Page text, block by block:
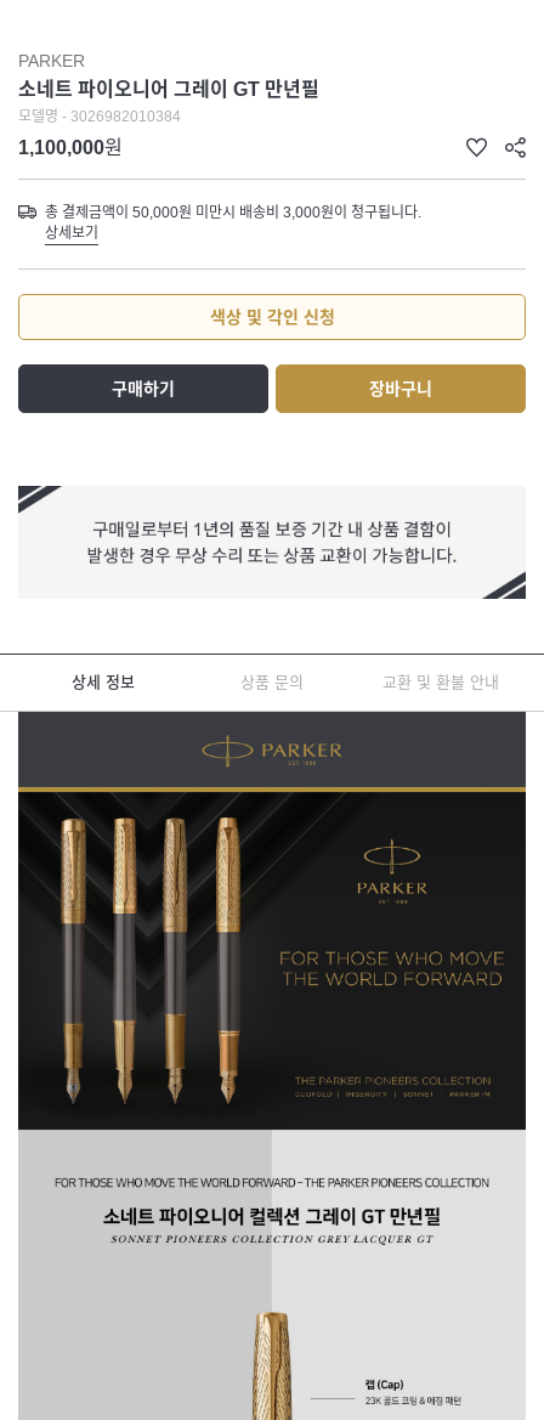
PARKER
소네트 파이오니어 그레이 GT 만년필
모델명 - 3026982010384
1,100,000원
총 결제금액이 50,000원 미만시 배송비 3,000원이 청구됩니다.
상세보기
색상 및 각인 신청
구매하기 장바구니
상세 정보 상품 문의 교환 및 환불 안내